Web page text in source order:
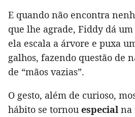
E quando não encontra
que lhe agrade, Fiddy dá
ela escala a árvore e puxa
galhos, fazendo questão de
de “mãos vazias”.
O gesto, além de curioso,
hábito se tornou especial na